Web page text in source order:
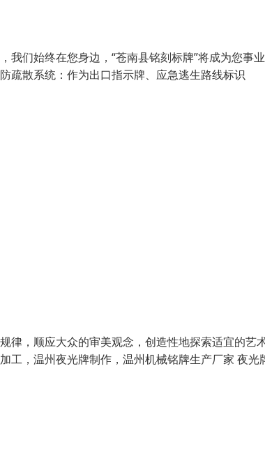
们始终在您身边，“苍南县铭刻标牌”将成为您事
疏散系统：作为出口指示牌、应急逃生路线标识
律，顺应大众的审美观念，创造性地探索适宜的艺
工，温州夜光牌制作，温州机械铭牌生产厂家 夜光